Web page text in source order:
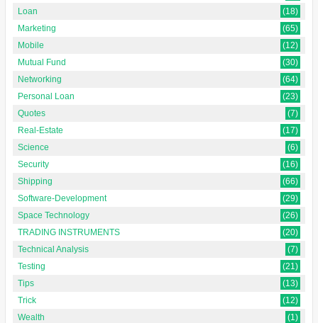
Loan
(18)
Marketing
(65)
Mobile
(12)
Mutual Fund
(30)
Networking
(64)
Personal Loan
(23)
Quotes
(7)
Real-Estate
(17)
Science
(6)
Security
(16)
Shipping
(66)
Software-Development
(29)
Space Technology
(26)
TRADING INSTRUMENTS
(20)
Technical Analysis
(7)
Testing
(21)
Tips
(13)
Trick
(12)
Wealth
(1)